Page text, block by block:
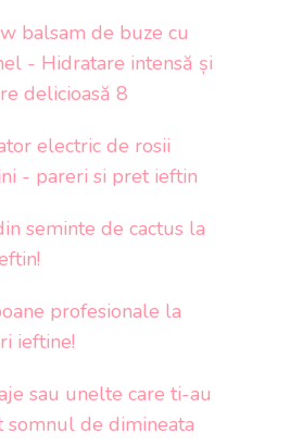
balsam de buze cu
- Hidratare intensă și
delicioasă 8
electric de rosii
- pareri si pret ieftin
seminte de cactus la
profesionale la
ieftine!
sau unelte care ti-au
somnul de dimineata